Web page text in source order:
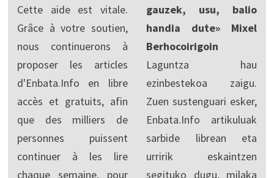
Cette aide est vitale.
Grâce à votre soutien,
nous continuerons à
proposer les articles
d'Enbata.Info en libre
accès et gratuits, afin
que des milliers de
personnes puissent
continuer à les lire
chaque semaine, pour
gauzek, usu, balio
handia dute» Mixel
Berhocoirigoin
Laguntza hau
ezinbestekoa zaigu.
Zuen sustenguari esker,
Enbata.Info artikuluak
sarbide librean eta
urririk eskaintzen
segituko dugu, milaka